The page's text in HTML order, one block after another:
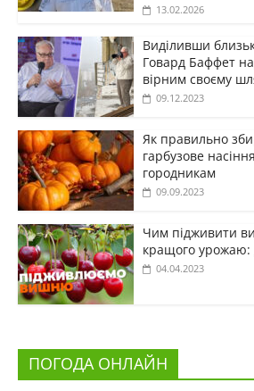
13.02.2026
Виділивши
Говард Баффет
вірним своєму
09.12.2023
Як правильно
гарбузове
городникам
09.09.2023
Чим підживити
кращого урожаю:
04.04.2023
ПОГОДА ОНЛАЙН